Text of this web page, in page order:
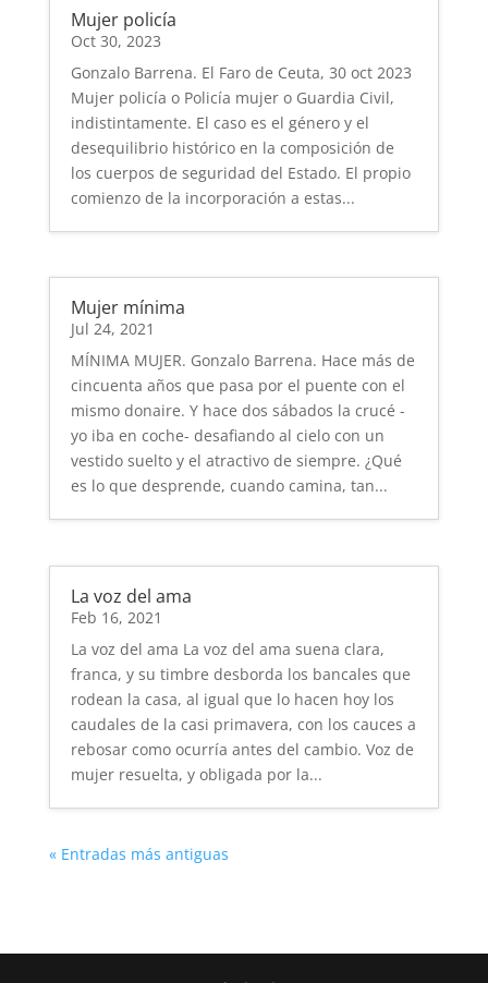
Mujer policía
Oct 30, 2023
Gonzalo Barrena. El Faro de Ceuta, 30 oct 2023
Mujer policía o Policía mujer o Guardia Civil,
indistintamente. El caso es el género y el
desequilibrio histórico en la composición de
los cuerpos de seguridad del Estado. El propio
comienzo de la incorporación a estas...
Mujer mínima
Jul 24, 2021
MÍNIMA MUJER. Gonzalo Barrena. Hace más de
cincuenta años que pasa por el puente con el
mismo donaire. Y hace dos sábados la crucé -
yo iba en coche- desafiando al cielo con un
vestido suelto y el atractivo de siempre. ¿Qué
es lo que desprende, cuando camina, tan...
La voz del ama
Feb 16, 2021
La voz del ama La voz del ama suena clara,
franca, y su timbre desborda los bancales que
rodean la casa, al igual que lo hacen hoy los
caudales de la casi primavera, con los cauces a
rebosar como ocurría antes del cambio. Voz de
mujer resuelta, y obligada por la...
« Entradas más antiguas